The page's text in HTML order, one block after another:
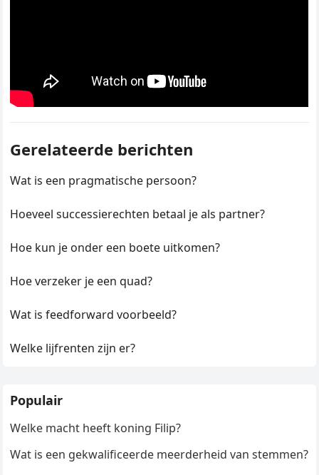
Gerelateerde berichten
Wat is een pragmatische persoon?
Hoeveel successierechten betaal je als partner?
Hoe kun je onder een boete uitkomen?
Hoe verzeker je een quad?
Wat is feedforward voorbeeld?
Welke lijfrenten zijn er?
Populair
Welke macht heeft koning Filip?
Wat is een gekwalificeerde meerderheid van stemmen?